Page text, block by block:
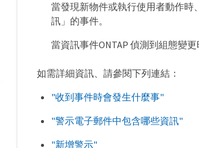
當發現新物件或執行使用者動作時
訊」的事件。
當資訊事件ONTAP 偵測到組態變
如需詳細資訊、請參閱下列連結：
"收到事件時會發生什麼事"
"警示電子郵件中包含哪些資訊"
"新增警示"